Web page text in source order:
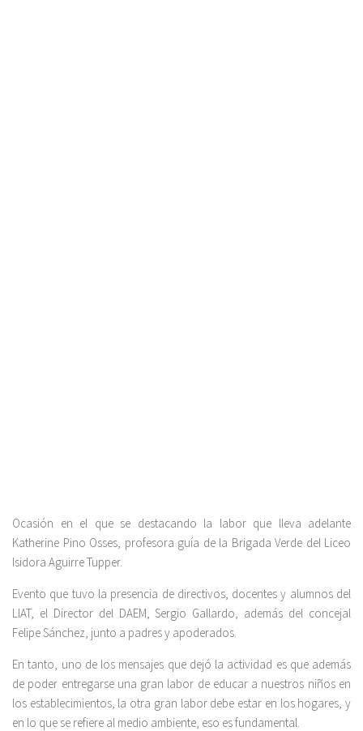
Ocasión en el que se destacando la labor que lleva adelante
Katherine Pino Osses, profesora guía de la Brigada Verde del Liceo
Isidora Aguirre Tupper.
Evento que tuvo la presencia de directivos, docentes y alumnos del
LIAT, el Director del DAEM, Sergio Gallardo, además del concejal
Felipe Sánchez, junto a padres y apoderados.
En tanto, uno de los mensajes que dejó la actividad es que además
de poder entregarse una gran labor de educar a nuestros niños en
los establecimientos, la otra gran labor debe estar en los hogares, y
en lo que se refiere al medio ambiente, eso es fundamental.